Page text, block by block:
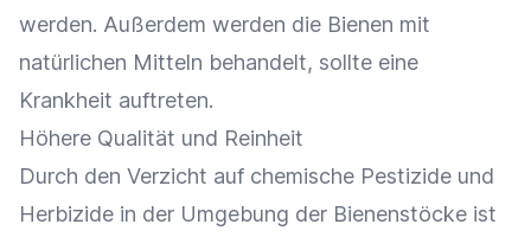
werden. Außerdem werden die Bienen mit
natürlichen Mitteln behandelt, sollte eine
Krankheit auftreten.
Höhere Qualität und Reinheit
Durch den Verzicht auf chemische Pestizide und
Herbizide in der Umgebung der Bienenstöcke ist